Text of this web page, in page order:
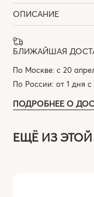
ОПИСАНИЕ
БЛИЖАЙШАЯ
По Москве: с 20
По России: от 1 дня с
ПОДРОБНЕЕ О
ЕЩЁ ИЗ